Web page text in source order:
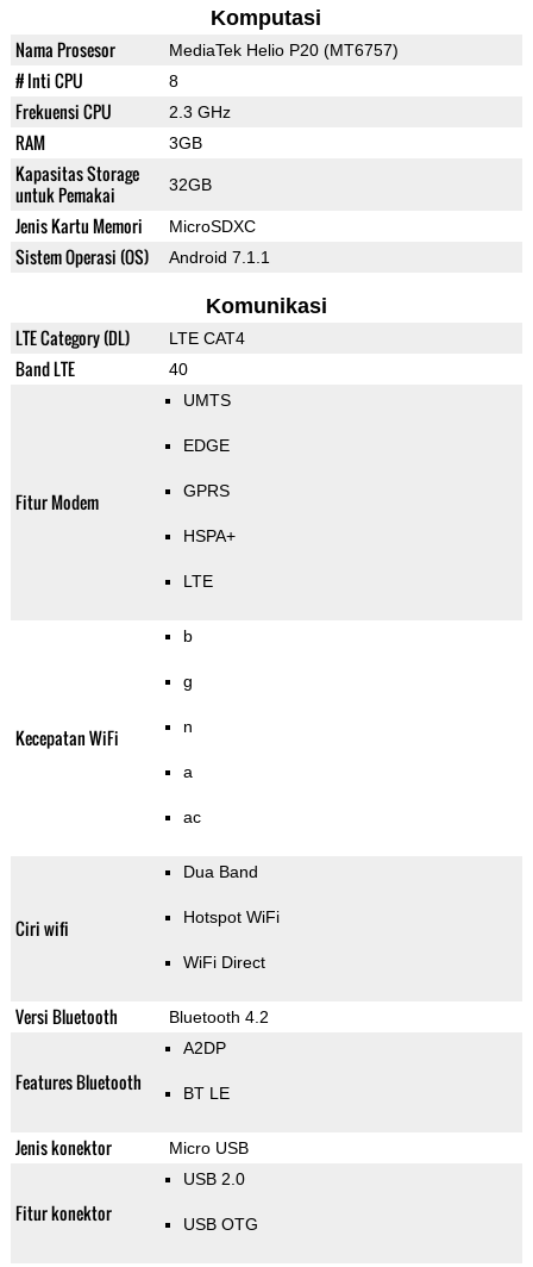
Komputasi
Nama Prosesor MediaTek Helio P20 (MT6757)
# Inti CPU 8
Frekuensi CPU 2.3 GHz
RAM 3GB
Kapasitas Storage
untuk Pemakai
32GB
Jenis Kartu Memori MicroSDXC
Sistem Operasi (OS) Android 7.1.1
Komunikasi
LTE Category (DL) LTE CAT4
Band LTE 40
Fitur Modem
UMTS
EDGE
GPRS
HSPA+
LTE
Kecepatan WiFi
b
g
n
a
ac
Ciri wifi
Dua Band
Hotspot WiFi
WiFi Direct
Versi Bluetooth Bluetooth 4.2
Features Bluetooth
A2DP
BT LE
Jenis konektor Micro USB
Fitur konektor
USB 2.0
USB OTG